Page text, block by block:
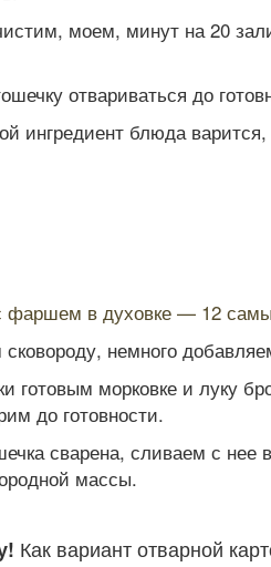
моем, минут на 20
отвариваться до
ингредиент блюда
фаршем в духовке — 12
сковороду, немного
готовым морковке и луку
до готовности.
сварена, сливаем с
массы.
Как вариант отварной